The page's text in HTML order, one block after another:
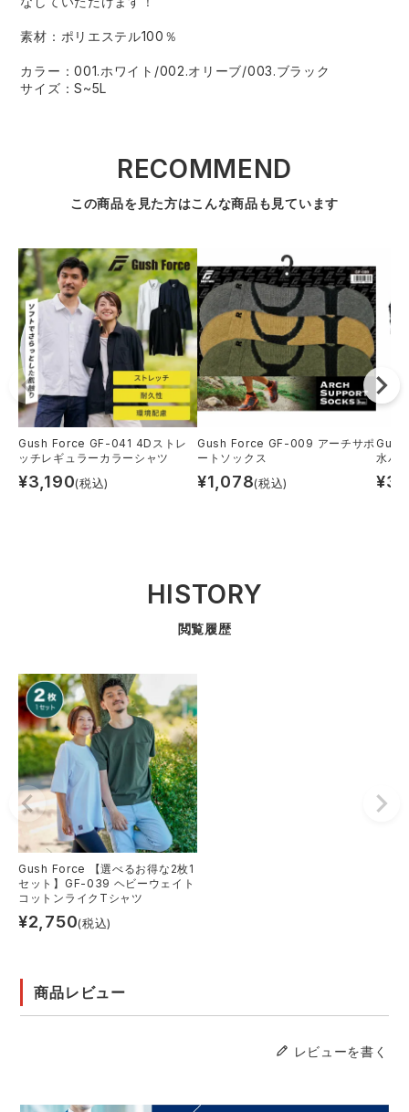
素材：ポリエステル100％
カラー：001.ホワイト/002.オリーブ/003.ブラック
サイズ：S~5L
RECOMMEND
この商品を見た方はこんな商品も見ています
Gush Force GF-041 4Dストレ
ッチレギュラーカラーシャツ
¥3,190(税込)
Gush Force GF-009 アーチサポ
ートソックス
¥1,078(税込)
水パ
¥
HISTORY
閲覧履歴
Gush Force 【選べるお得な2枚1
セット】GF-039 ヘビーウェイト
コットンライクTシャツ
¥2,750(税込)
商品レビュー
レビューを書く